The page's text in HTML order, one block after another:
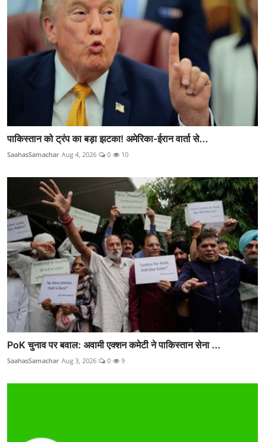
पाकिस्तान को ट्रंप का बड़ा झटका! अमेरिका-ईरान वार्ता से...
SaahasSamachar Aug 4, 2026 0 10
PoK चुनाव पर बवाल: अवामी एक्शन कमेटी ने पाकिस्तान सेना ...
SaahasSamachar Aug 3, 2026 0 9